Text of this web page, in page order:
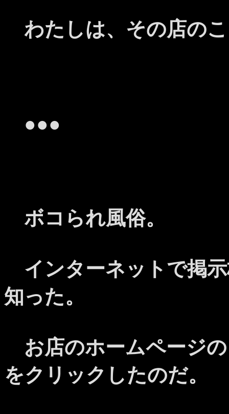
わたしは、その店の
●●●
ボコられ風俗。
インターネットで掲
知った。
お店のホームページ
をクリックしたのだ。